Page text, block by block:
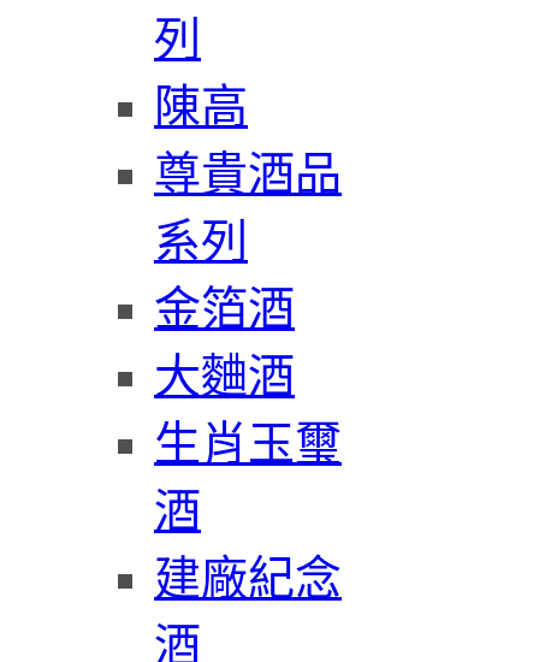
列
陳高
尊貴酒品
系列
金箔酒
大麯酒
生肖玉璽
酒
建廠紀念
酒